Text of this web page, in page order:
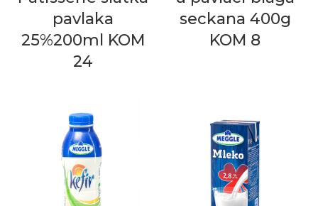
pavlaka
25%200ml KOM
24
seckana 400g
KOM 8